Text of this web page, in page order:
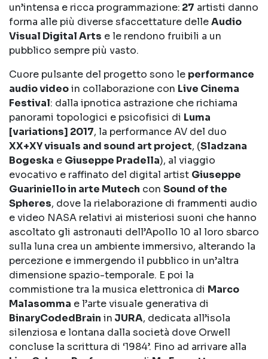
un’intensa e ricca programmazione: 27 artisti danno
forma alle più diverse sfaccettature delleAudio
Visual Digital Arts e le rendono fruibili a un
pubblico sempre più vasto.
Cuore pulsante del progetto sono le performance
audio videoin collaborazione con Live Cinema
Festival: dalla ipnotica astrazione che richiama
panorami topologici e psicofisici di Luma
[variations] 2017, la performance AV del duo
XX+XY visuals and sound art project, (Sladzana
Bogeska e Giuseppe Pradella), al viaggio
evocativo e raffinato del digital artist Giuseppe
Guariniello in arte Mutech con Sound of the
Spheres, dove la rielaborazione di frammenti audio
e video NASA relativi ai misteriosi suoni che hanno
ascoltato gli astronauti dell’Apollo 10 al loro sbarco
sulla luna crea un ambiente immersivo, alterando la
percezione e immergendo il pubblico in un’altra
dimensione spazio-temporale. E poi la
commistione tra la musica elettronica di Marco
Malasomma e l’arte visuale generativa di
BinaryCodedBrain in JURA, dedicata all’isola
silenziosa e lontana dalla società dove Orwell
concluse la scrittura di ‘1984’. Fino ad arrivare alla